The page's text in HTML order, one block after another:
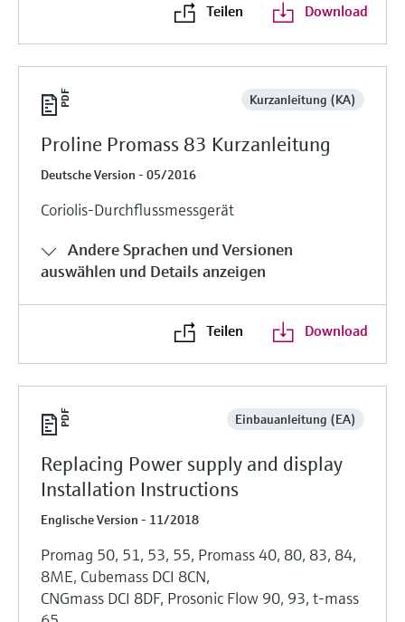
Teilen Download
Kurzanleitung (KA)
Proline Promass 83 Kurzanleitung
Deutsche Version - 05/2016
Coriolis-Durchflussmessgerät
Andere Sprachen und Versionen
auswählen und Details anzeigen
Teilen Download
Einbauanleitung (EA)
Replacing Power supply and display
Installation Instructions
Englische Version - 11/2018
Promag 50, 51, 53, 55, Promass 40, 80, 83, 84,
8ME, Cubemass DCI 8CN,
CNGmass DCI 8DF, Prosonic Flow 90, 93, t-mass